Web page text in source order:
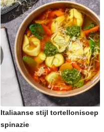
Italiaanse stijl tortellonisoep
spinazie